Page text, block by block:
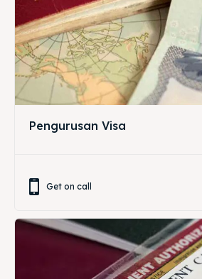
Pengurusan Visa
Get on call